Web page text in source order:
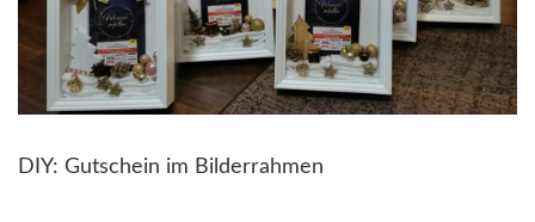
DIY: Gutschein im Bilderrahmen